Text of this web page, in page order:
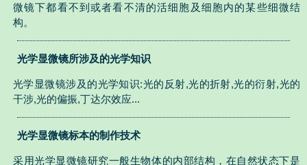
微镜下都看不到或者看不清的活细胞及细胞内的某些细微结
构。
光学显微镜所涉及的光学知识
光学显微镜涉及的光学知识:光的反射,光的折射,光的衍射,光的
干涉,光的偏振,丁达尔效应...
光学显微镜标本的制作技术
采用光学显微镜研究一般生物体的内部结构，在自然状态下是